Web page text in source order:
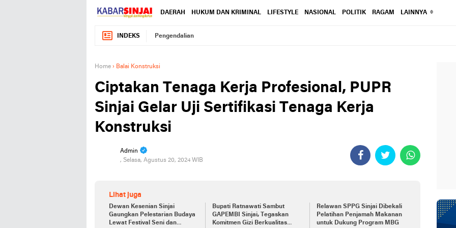
DAERAH HUKUM DAN KRIMINAL LIFESTYLE NASIONAL POLITIK RAGAM LAINNYA
INDEKS Pengendalian
Home › Balai Konstruksi
Ciptakan Tenaga Kerja Profesional, PUPR
Sinjai Gelar Uji Sertifikasi Tenaga Kerja
Konstruksi
Admin
, Selasa, Agustus 20, 2024 WIB
Lihat juga
Dewan Kesenian Sinjai
Gaungkan Pelestarian Budaya
Lewat Festival Seni dan
Bupati Ratnawati Sambut
GAPEMBI Sinjai, Tegaskan
Komitmen Gizi Berkualitas
Relawan SPPG Sinjai Dibekali
Pelatihan Penjamah Makanan
untuk Dukung Program MBG